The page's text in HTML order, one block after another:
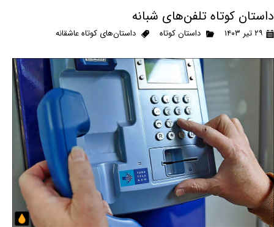
داستان کوتاه تلفن‌های شبانه
۲۹ تیر ۱۴۰۳ داستان کوتاه داستان‌های کوتاه عاشقانه